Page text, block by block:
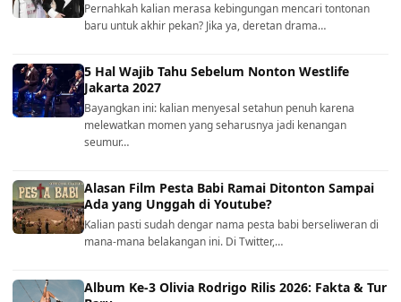
Pernahkah kalian merasa kebingungan mencari tontonan
baru untuk akhir pekan? Jika ya, deretan drama…
5 Hal Wajib Tahu Sebelum Nonton Westlife
Jakarta 2027
Bayangkan ini: kalian menyesal setahun penuh karena
melewatkan momen yang seharusnya jadi kenangan
seumur…
Alasan Film Pesta Babi Ramai Ditonton Sampai
Ada yang Unggah di Youtube?
Kalian pasti sudah dengar nama pesta babi berseliweran di
mana-mana belakangan ini. Di Twitter,…
Album Ke-3 Olivia Rodrigo Rilis 2026: Fakta & Tur